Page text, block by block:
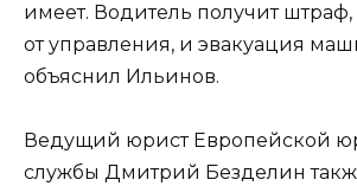
имеет. Водитель получит штраф,
от управления, и эвакуация
объяснил Ильинов.
Ведущий юрист Европейской
службы Дмитрий Безделин